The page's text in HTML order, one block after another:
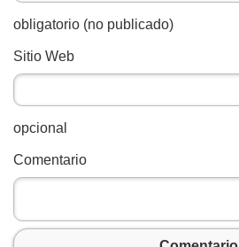
obligatorio (no publicado)
Sitio Web
opcional
Comentario